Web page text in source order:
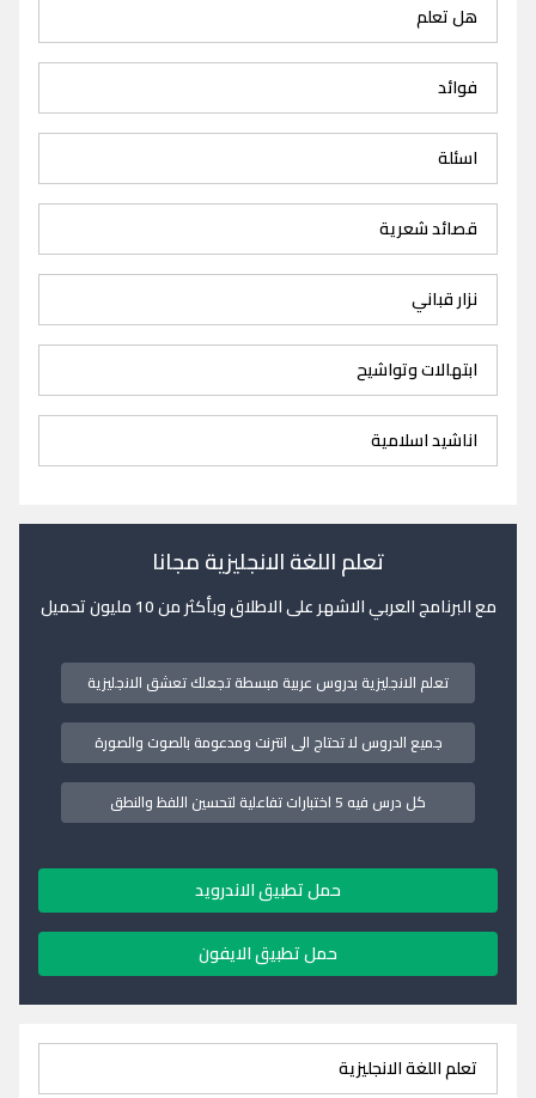
هل تعلم
فوائد
اسئلة
قصائد شعرية
نزار قباني
ابتهالات وتواشيح
اناشيد اسلامية
تعلم اللغة الانجليزية مجانا
مع البرنامج العربي الاشهر على الاطلاق وبأكثر من 10 مليون تحميل
تعلم الانجليزية بدروس عربية مبسطة تجعلك تعشق الانجليزية
جميع الدروس لا تحتاج الى انترنت ومدعومة بالصوت والصورة
كل درس فيه 5 اختبارات تفاعلية لتحسين اللفظ والنطق
حمل تطبيق الاندرويد
حمل تطبيق الايفون
تعلم اللغة الانجليزية